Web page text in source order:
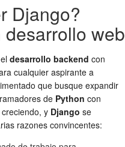
Django?
web
desarrollo backend con
cualquier aspirante a
que busque expandir
de Python con
y Django se
razones convincentes: